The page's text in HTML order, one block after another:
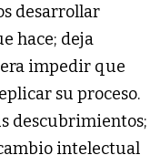
desarrollar
hace; deja
impedir que
su proceso.
descubrimientos;
intelectual